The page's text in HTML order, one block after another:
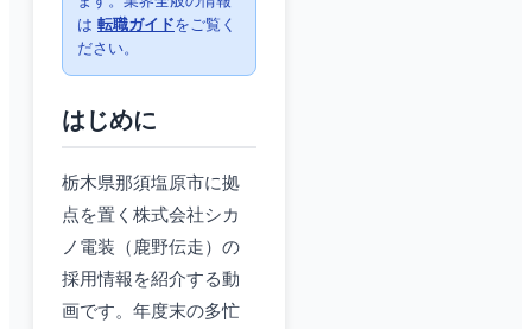
は 転職ガイドをご覧く
ださい。
はじめに
栃木県那須塩原市に拠
点を置く株式会社シカ
ノ電装（鹿野伝走）の
採用情報を紹介する動
画です。年度末の多忙